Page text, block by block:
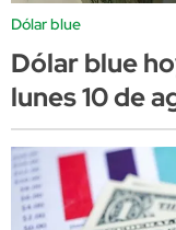
Dólar blue
Dólar blue
lunes 10 de